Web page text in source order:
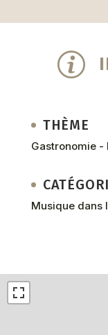
THÈME
Gastronomie -
Musique dans